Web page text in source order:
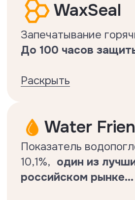
дерева...
Раскрыть
Все технологии бренда
Подтвержденная
водостойкость
Показатель Floor Fort низкий
настолько, насколько это
возможно с HDF ламинатом .